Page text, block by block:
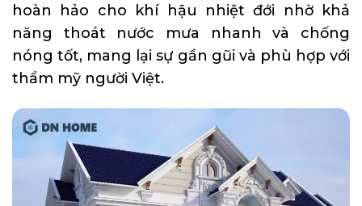
hoàn hảo cho khí hậu nhiệt đới nhờ khả
năng thoát nước mưa nhanh và chống
nóng tốt, mang lại sự gần gũi và phù hợp với
thẩm mỹ người Việt.